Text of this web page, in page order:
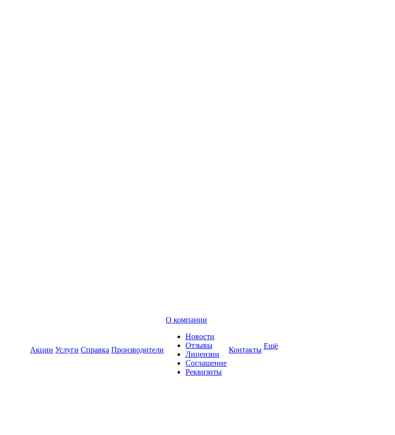
Акции Услуги Справка Производители
О компании
Новости
Отзывы
Лицензии
Соглашение
Реквизиты
Контакты Ещё